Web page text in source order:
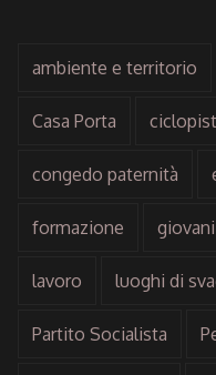
ambiente e territorio
Casa Porta
congedo paternità
formazione giovani
lavoro luoghi di
Partito Socialista